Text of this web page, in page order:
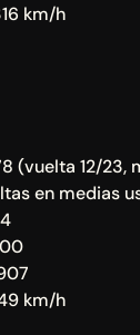
km/h
(vuelta 12/23,
en medias
km/h